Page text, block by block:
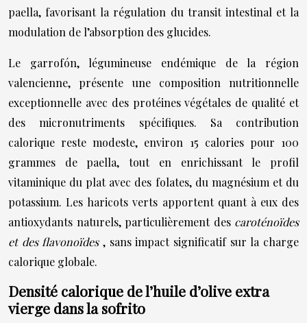
paella, favorisant la régulation du transit intestinal et la
modulation de l’absorption des glucides.
Le garrofón, légumineuse endémique de la région
valencienne, présente une composition nutritionnelle
exceptionnelle avec des protéines végétales de qualité et
des micronutriments spécifiques. Sa contribution
calorique reste modeste, environ 15 calories pour 100
grammes de paella, tout en enrichissant le profil
vitaminique du plat avec des folates, du magnésium et du
potassium. Les haricots verts apportent quant à eux des
antioxydants naturels, particulièrement des caroténoïdes
et des flavonoïdes , sans impact significatif sur la charge
calorique globale.
Densité calorique de l’huile d’olive extra
vierge dans la sofrito